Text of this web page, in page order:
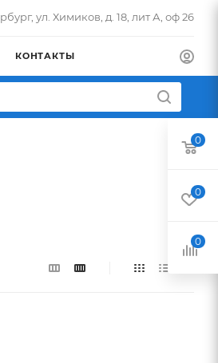
ул. Химиков, д. 18, лит А, оф 26
КОНТАКТЫ
0
0
0